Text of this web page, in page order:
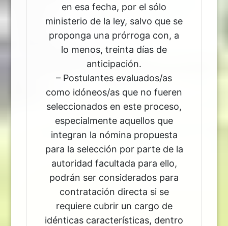
en esa fecha, por el sólo
ministerio de la ley, salvo que se
proponga una prórroga con, a
lo menos, treinta días de
anticipación.
– Postulantes evaluados/as
como idóneos/as que no fueren
seleccionados en este proceso,
especialmente aquellos que
integran la nómina propuesta
para la selección por parte de la
autoridad facultada para ello,
podrán ser considerados para
contratación directa si se
requiere cubrir un cargo de
idénticas características, dentro